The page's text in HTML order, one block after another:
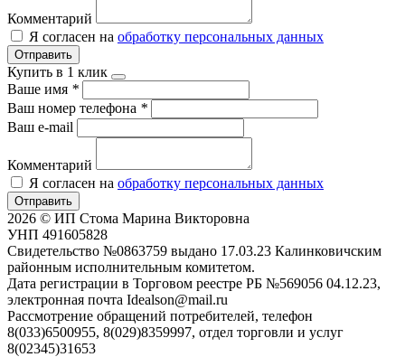
Комментарий
Я согласен на обработку персональных данных
Отправить
Купить в 1 клик
Ваше имя *
Ваш номер телефона *
Ваш e-mail
Комментарий
Я согласен на обработку персональных данных
Отправить
2026 © ИП Стома Марина Викторовна
УНП 491605828
Свидетельство №0863759 выдано 17.03.23 Калинковичским
районным исполнительным комитетом.
Дата регистрации в Торговом реестре РБ №569056 04.12.23,
электронная почта Idealson@mail.ru
Рассмотрение обращений потребителей, телефон
8(033)6500955, 8(029)8359997, отдел торговли и услуг
8(02345)31653